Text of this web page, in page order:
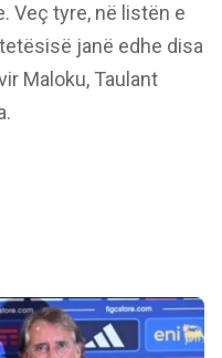
Veç tyre, në listën e
janë edhe disa
Maloku, Taulant